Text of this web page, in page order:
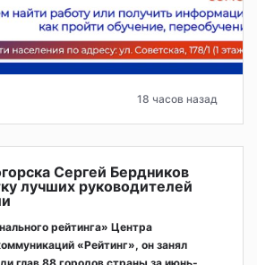
18 часов назад
Сергей Бердников
лучших руководителей
рейтинга» Центра
«Рейтинг», он занял